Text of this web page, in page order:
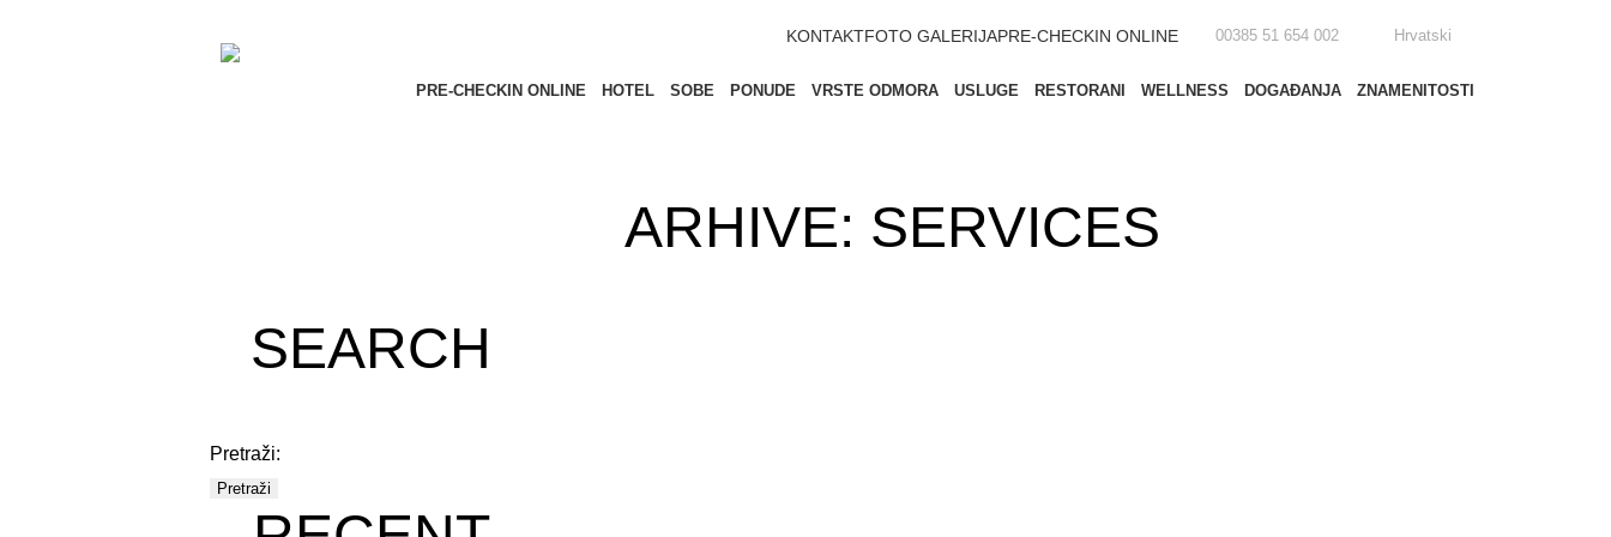
KONTAKTFOTO GALERIJAPRE-CHECKIN ONLINE 00385 51 654 002 Hrvatski
PRE-CHECKIN ONLINE HOTEL SOBE PONUDE VRSTE ODMORA USLUGE RESTORANI WELLNESS DOGAĐANJA ZNAMENITOSTI
ARHIVE: SERVICES
SEARCH
Pretraži: